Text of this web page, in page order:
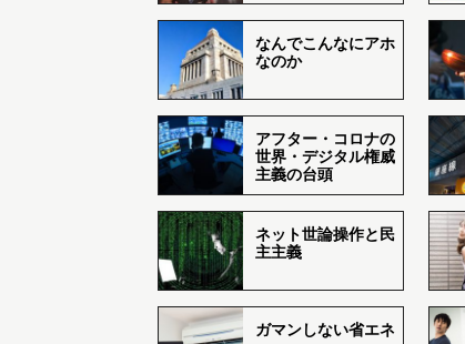
なんでこんなにアホ
なのか
アフター・コロナの
世界・デジタル権威
主義の台頭
ネット世論操作と民
主主義
ガマンしない省エネ